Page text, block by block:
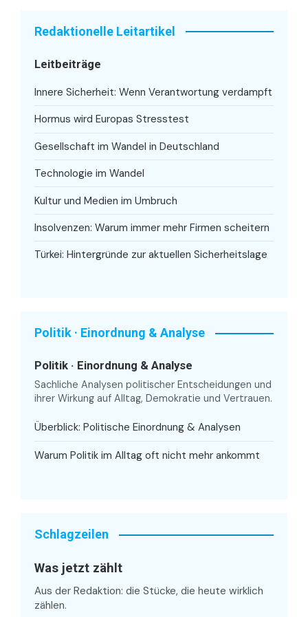
Redaktionelle Leitartikel
Leitbeiträge
Innere Sicherheit: Wenn Verantwortung verdampft
Hormus wird Europas Stresstest
Gesellschaft im Wandel in Deutschland
Technologie im Wandel
Kultur und Medien im Umbruch
Insolvenzen: Warum immer mehr Firmen scheitern
Türkei: Hintergründe zur aktuellen Sicherheitslage
Politik · Einordnung & Analyse
Politik · Einordnung & Analyse
Sachliche Analysen politischer Entscheidungen und
ihrer Wirkung auf Alltag, Demokratie und Vertrauen.
Überblick: Politische Einordnung & Analysen
Warum Politik im Alltag oft nicht mehr ankommt
Schlagzeilen
Was jetzt zählt
Aus der Redaktion: die Stücke, die heute wirklich
zählen.